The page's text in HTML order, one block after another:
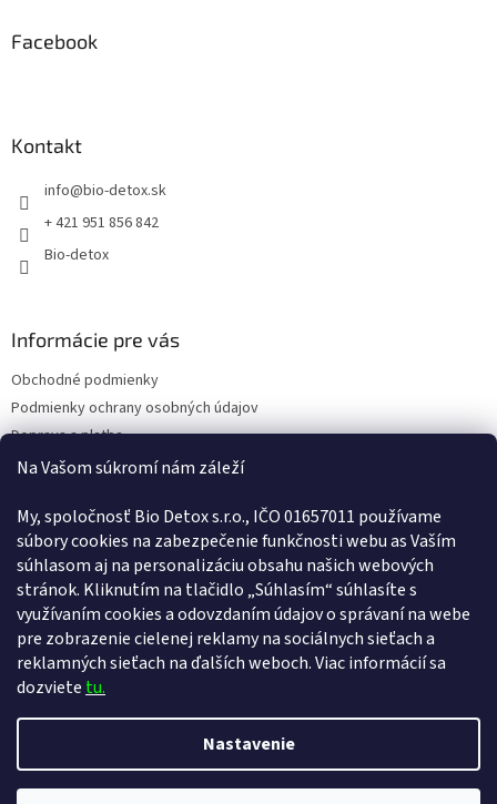
Na Vašom súkromí nám záleží
My, spoločnosť Bio Detox s.r.o., IČO 01657011 používame
súbory cookies na zabezpečenie funkčnosti webu as Vaším
súhlasom aj na personalizáciu obsahu našich webových
stránok. Kliknutím na tlačidlo „Súhlasím“ súhlasíte s
využívaním cookies a odovzdaním údajov o správaní na webe
pre zobrazenie cielenej reklamy na sociálnych sieťach a
reklamných sieťach na ďalších weboch. Viac informácií sa
dozviete tu.
Nastavenie
Facebook
Kontakt
info@bio-detox.sk
+ 421 951 856 842
Bio-detox
Informácie pre vás
Obchodné podmienky
Podmienky ochrany osobných údajov
Doprava a platba
Kontakty
Reklamačný poriadok
Poučenie o uplatnení práva spotrebiteľa na odstúpenie od zmluvy
Vernostný program
Pravidlá vernostného programu
ODSTÚPENIE OD ZMLUVY
Copyright 2026Bio-detox.sk. Všetky práva vyhradené.Upraviť